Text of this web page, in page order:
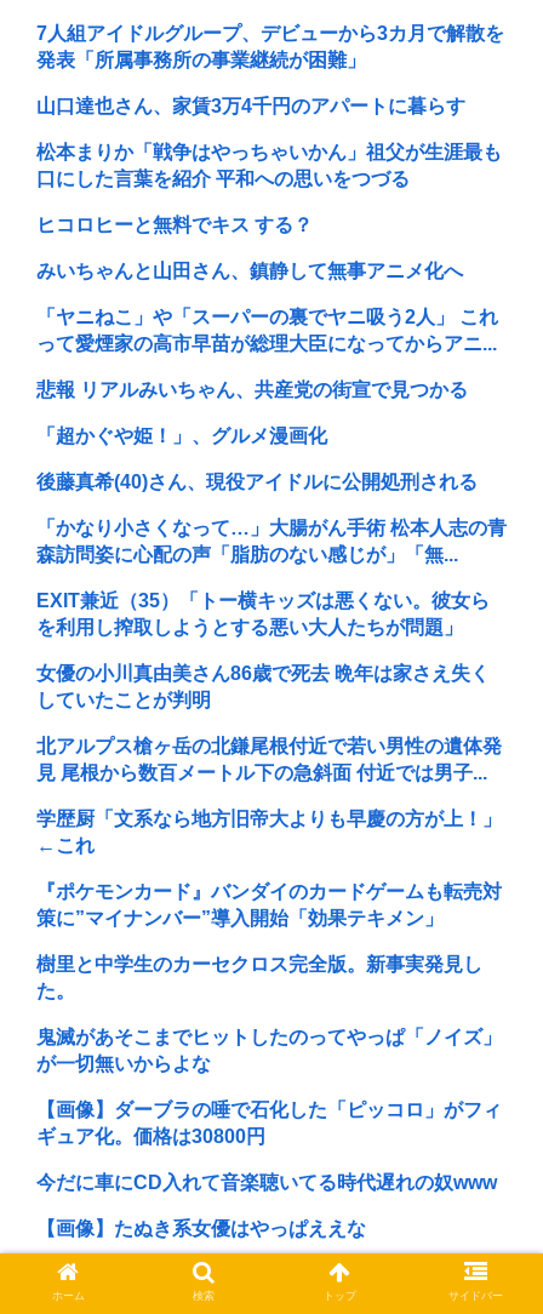
7人組アイドルグループ、デビューから3カ月で解散を
発表「所属事務所の事業継続が困難」
山口達也さん、家賃3万4千円のアパートに暮らす
松本まりか「戦争はやっちゃいかん」祖父が生涯最も
口にした言葉を紹介 平和への思いをつづる
ヒコロヒーと無料でキス する？
みいちゃんと山田さん、鎮静して無事アニメ化へ
「ヤニねこ」や「スーパーの裏でヤニ吸う2人」 これ
って愛煙家の高市早苗が総理大臣になってからアニ...
悲報 リアルみいちゃん、共産党の街宣で見つかる
「超かぐや姫！」、グルメ漫画化
後藤真希(40)さん、現役アイドルに公開処刑される
「かなり小さくなって…」大腸がん手術 松本人志の青
森訪問姿に心配の声「脂肪のない感じが」「無...
EXIT兼近（35）「トー横キッズは悪くない。彼女ら
を利用し搾取しようとする悪い大人たちが問題」
女優の小川真由美さん86歳で死去 晩年は家さえ失く
していたことが判明
北アルプス槍ヶ岳の北鎌尾根付近で若い男性の遺体発
見 尾根から数百メートル下の急斜面 付近では男子...
学歴厨「文系なら地方旧帝大よりも早慶の方が上！」
←これ
『ポケモンカード』バンダイのカードゲームも転売対
策に”マイナンバー”導入開始「効果テキメン」
樹里と中学生のカーセクロス完全版。新事実発見し
た。
鬼滅があそこまでヒットしたのってやっぱ「ノイズ」
が一切無いからよな
【画像】ダーブラの唾で石化した「ピッコロ」がフィ
ギュア化。価格は30800円
今だに車にCD入れて音楽聴いてる時代遅れの奴www
【画像】たぬき系女優はやっぱええな
おにまいの二期ってやらないの?アニメも原作も、外
人からも人気あったのに…
ホーム 検索 トップ サイドバー